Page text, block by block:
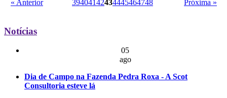
« Anterior 39404142434445464748 Próxima »
Notícias
05
ago
Dia de Campo na Fazenda Pedra Roxa - A Scot
Consultoria esteve lá